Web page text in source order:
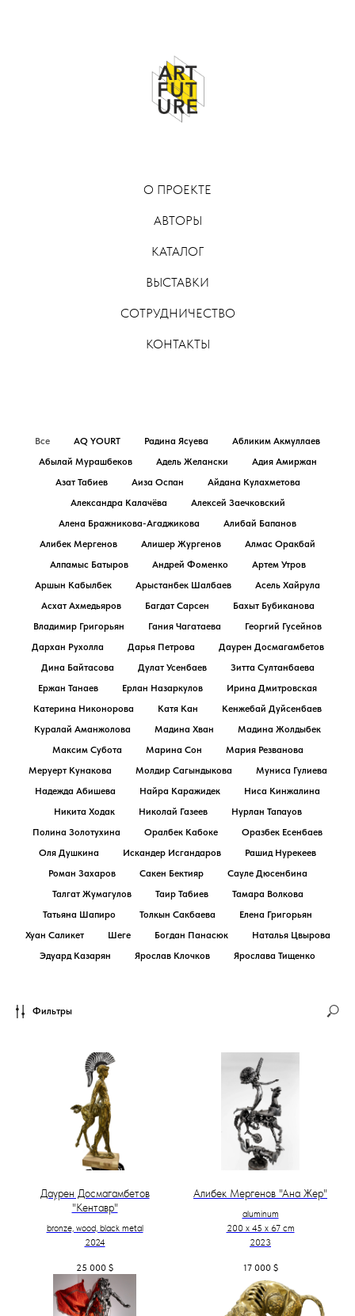
О ПРОЕКТЕ
АВТОРЫ
КАТАЛОГ
ВЫСТАВКИ
СОТРУДНИЧЕСТВО
КОНТАКТЫ
Все AQ YOURT Радина Ясуева
Абликим Акмуллаев
Абылай Мурашбеков
Адель Желански
Адия Амиржан
Азат Табиев
Аиза Оспан
Айдана Кулахметова
Александра Калачёва
Алексей Заечковский
Алена Бражникова-Агаджикова
Алибай Бапанов
Алибек Мергенов
Алишер Жургенов
Алмас Оракбай
Алпамыс Батыров
Андрей Фоменко
Артем Утров
Аршын Кабылбек
Арыстанбек Шалбаев
Асель Хайрула
Асхат Ахмедьяров
Багдат Сарсен
Бахыт Бубиканова
Владимир Григорьян
Гания Чагатаева
Георгий Гусейнов
Дархан Рухолла
Дарья Петрова
Даурен Досмагамбетов
Дина Байтасова
Дулат Усенбаев
Зитта Султанбаева
Ержан Танаев
Ерлан Назаркулов
Ирина Дмитровская
Катерина Никонорова
Катя Кан
Кенжебай Дуйсенбаев
Куралай Аманжолова
Мадина Хван
Мадина Жолдыбек
Максим Субота
Марина Сон
Мария Резванова
Меруерт Кунакова
Молдир Сагындыкова
Муниса Гулиева
Надежда Абишева
Найра Каражидек
Ниса Кинжалина
Никита Ходак
Николай Газеев
Нурлан Тапауов
Полина Золотухина
Оралбек Кабоке
Оразбек Есенбаев
Оля Душкина
Искандер Исгандаров
Рашид Нурекеев
Роман Захаров
Сакен Бектияр
Сауле Дюсенбина
Талгат Жумагулов
Таир Табиев
Тамара Волкова
Татьяна Шапиро
Толкын Сакбаева
Елена Григорьян
Хуан Саликет
Шеге Богдан Панасюк
Наталья Цвырова
Эдуард Казарян
Ярослав Клочков Ярослава Тищенко
Фильтры
Даурен Досмагамбетов
"Кентавр"
bronze, wood, black metal
2024
25 000 $
Алибек Мергенов "Ана Жер"
aluminum
200 х 45 х 67 cm
2023
17 000 $